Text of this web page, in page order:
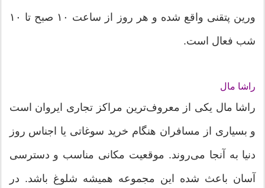
ورین پتقنی واقع شده و هر روز از ساعت ۱۰ صبح تا ۱۰
شب فعال است‌.
راشا مال
راشا مال یکی از معروف‌ترین مراکز تجاری ایروان است
و بسیاری از مسافران هنگام خرید سوغاتی یا اجناس روز
دنیا به آنجا می‌روند. موقعیت مکانی مناسب و دسترسی
آسان باعث شده این مجموعه همیشه شلوغ باشد. در